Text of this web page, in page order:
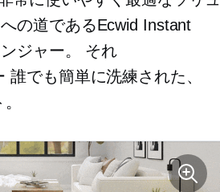
の道であるEcwid Instant
ジャー。
それ
誰でも簡単に洗練された、